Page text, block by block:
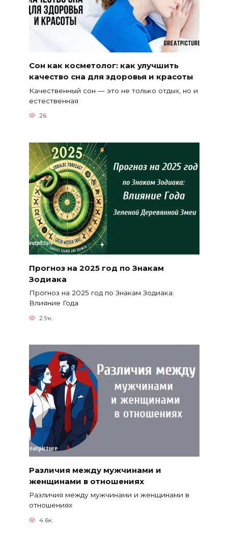
Сон как косметолог: как улучшить
качество сна для здоровья и красоты
Качественный сон — это не только отдых, но и
естественная
26
Прогноз на 2025 год по Знакам
Зодиака
Прогноз на 2025 год по Знакам Зодиака:
Влияние Года
2.9к.
Различия между мужчинами и
женщинами в отношениях
Различия между мужчинами и женщинами в
отношениях
4.6к.